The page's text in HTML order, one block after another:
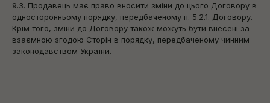
9.3. Продавець має право вносити зміни до цього Договору в
односторонньому порядку, передбаченому п. 5.2.1. Договору.
Крім того, зміни до Договору також можуть бути внесені за
взаємною згодою Сторін в порядку, передбаченому чинним
законодавством України.